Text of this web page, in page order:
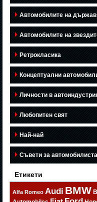
Автомобилите на
Автомобилите на
Ретрокласика
Концептуални
Личности в
Любопитен свят
Най-най
Съвети за автомобилиста
Етикети
Alfa Romeo Audi BMW